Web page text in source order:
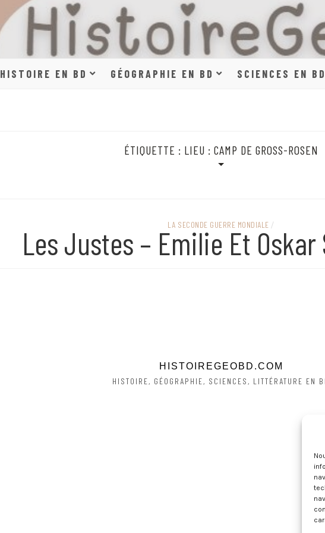
HISTOIRE EN BD GÉOGRAPHIE EN BD SCIENCES EN BD
ÉTIQUETTE : LIEU : CAMP DE GROSS-ROSEN
LA SECONDE GUERRE MONDIALE /
Les Justes – Emilie Et
HISTOIREGEOBD.COM
HISTOIRE, GÉOGRAPHIE, SCIENCES, LITTÉRATURE EN